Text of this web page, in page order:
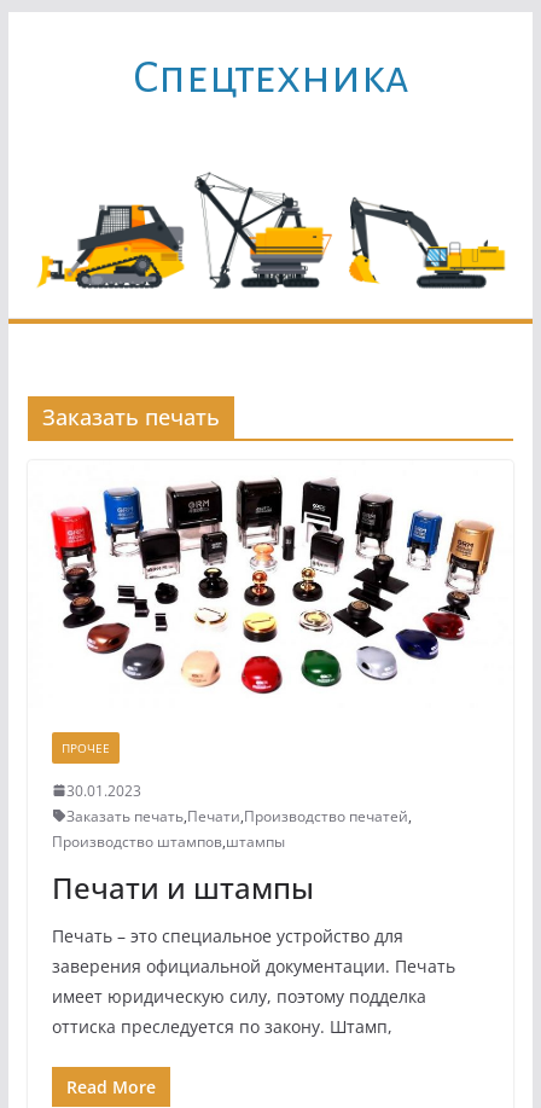
содержимомуCпецтехника
Заказать печать
ПРОЧЕЕ
30.01.2023
Заказать печать,Печати,Производство печатей,
Производство штампов,штампы
Печати и штампы
Печать – это специальное устройство для
заверения официальной документации. Печать
имеет юридическую силу, поэтому подделка
оттиска преследуется по закону. Штамп,
Read More